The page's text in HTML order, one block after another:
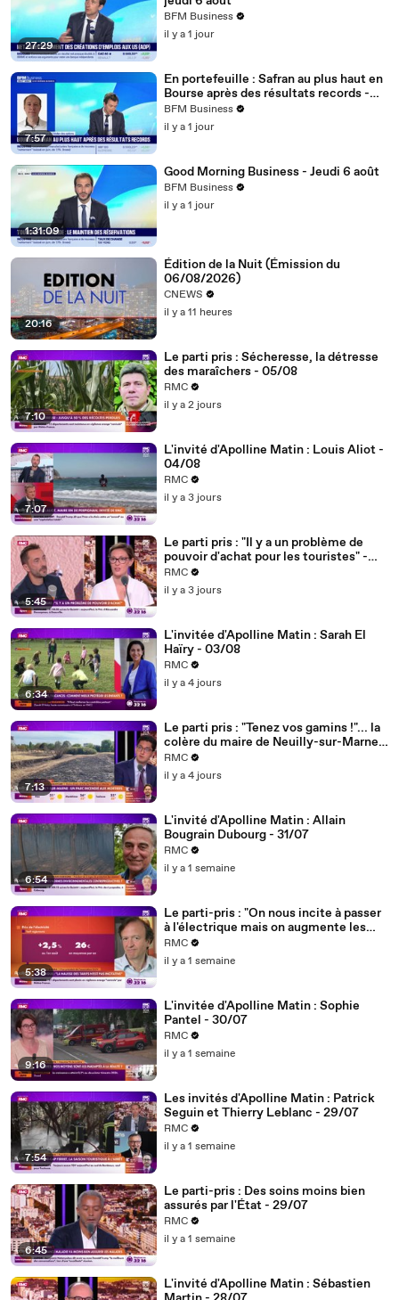
27:29
BFM Business
il y a 1 jour
7:57
En portefeuille : Safran au plus haut en
Bourse après des résultats records -
06/08
BFM Business
il y a 1 jour
1:31:09
Good Morning Business - Jeudi 6 août
BFM Business
il y a 1 jour
20:16
Édition de la Nuit (Émission du
06/08/2026)
CNEWS
il y a 11 heures
7:10
Le parti pris : Sécheresse, la détresse
des maraîchers - 05/08
RMC
il y a 2 jours
7:07
L'invité d'Apolline Matin : Louis Aliot -
04/08
RMC
il y a 3 jours
5:45
Le parti pris : "Il y a un problème de
pouvoir d'achat pour les touristes" -
04/08
RMC
il y a 3 jours
6:34
L'invitée d'Apolline Matin : Sarah El
Haïry - 03/08
RMC
il y a 4 jours
7:13
Le parti pris : "Tenez vos gamins !"... la
colère du maire de Neuilly-sur-Marne
après l'incendie d'un parc provoqué par
des mortiers - 03/08
RMC
il y a 4 jours
6:54
L'invité d'Apolline Matin : Allain
Bougrain Dubourg - 31/07
RMC
il y a 1 semaine
5:38
Le parti-pris : "On nous incite à passer
à l'électrique mais on augmente les
tarifs... ce gouvernement est
incohérent" - 31/07
RMC
il y a 1 semaine
9:16
L'invitée d'Apolline Matin : Sophie
Pantel - 30/07
RMC
il y a 1 semaine
7:54
Les invités d'Apolline Matin : Patrick
Seguin et Thierry Leblanc - 29/07
RMC
il y a 1 semaine
6:45
Le parti-pris : Des soins moins bien
assurés par l'État - 29/07
RMC
il y a 1 semaine
L'invité d'Apolline Matin : Sébastien